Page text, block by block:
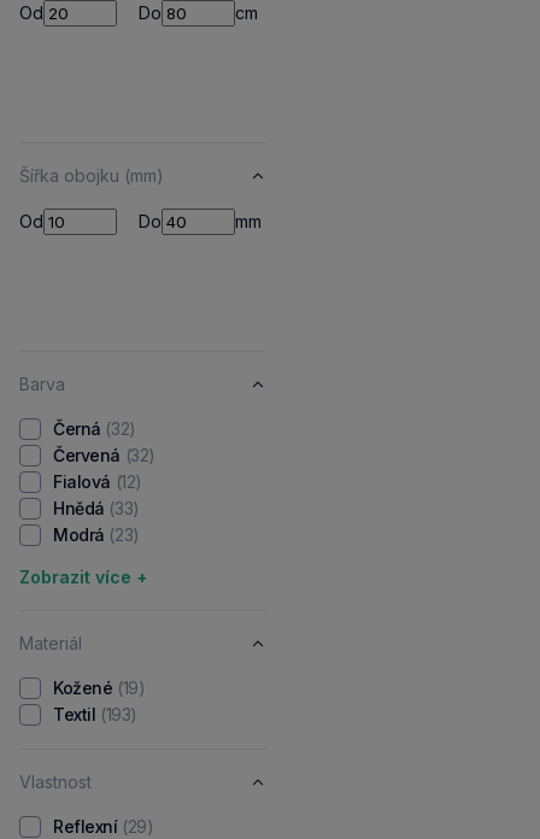
Od Od Do Do cm
Šířka obojku (mm)
Od Od Do Do mm
Barva
Černá (32)
Červená (32)
Fialová (12)
Hnědá (33)
Modrá (23)
Zobrazit více +
Materiál
Kožené (19)
Textil (193)
Vlastnost
Reflexní (29)